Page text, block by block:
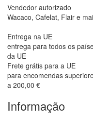
Vendedor autorizado
Wacaco, Cafelat, Flair e
Entrega na UE
entrega para todos os
da UE
Frete grátis para a UE
para encomendas
a 200,00 €
Informação